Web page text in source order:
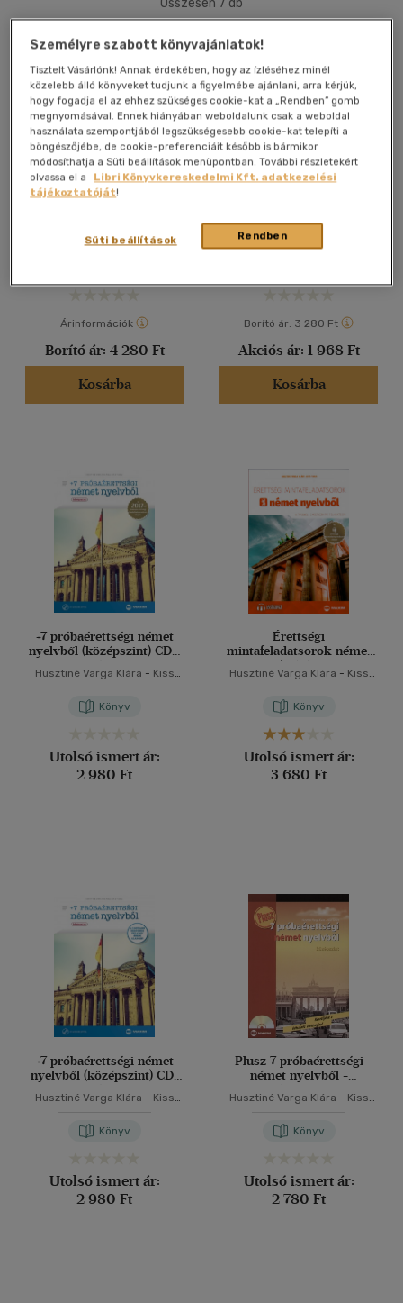
Alkalmaz
Összesen 7 db
Érettségi
szintű feladatsor
Husztiné Varga Klára-Kiss
Tímea
Árinformációk
Borító ár: 4 280 Ft
Kosárba
Csak online
Kiss Tímea
Borító ár: 3 280 Ft
Akciós ár: 1 968 Ft
Kosárba
+7 próbaérettségi német
nyelvből (középszint) CD -
Husztiné Varga Klára - Kiss
Könyv
Utolsó ismert ár:
2 980 Ft
Érettségi
mintafeladatsorok német
nyelvből (8 írásbeli emelt
szintű feladatsor) -
Husztiné Varga Klára - Kiss
Könyv
Utolsó ismert ár:
3 680 Ft
+7 próbaérettségi német
nyelvből (középszint) CD-
Husztiné Varga Klára - Kiss
Könyv
Utolsó ismert ár:
2 980 Ft
Plusz 7 próbaérettségi
német nyelvből -
melléklettel
Husztiné Varga Klára - Kiss
Könyv
Utolsó ismert ár:
2 780 Ft
Személyre szabott könyvajánlatok!
Tisztelt Vásárlónk! Annak érdekében, hogy az ízléséhez minél
közelebb álló könyveket tudjunk a figyelmébe ajánlani, arra kérjük,
hogy fogadja el az ehhez szükséges cookie-kat a „Rendben” gomb
megnyomásával. Ennek hiányában weboldalunk csak a weboldal
használata szempontjából legszükségesebb cookie-kat telepíti a
böngészőjébe, de cookie-preferenciáit később is bármikor
módosíthatja a Süti beállítások menüpontban. További részletekért
olvassa el a
Libri Könyvkereskedelmi Kft. adatkezelési
tájékoztatóját!
Rendben
Süti beállítások